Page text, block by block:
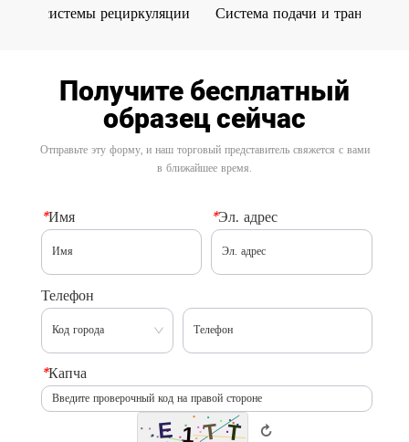
и системы рециркуляции Система подачи и
Получите бесплатный
образец сейчас
Отправьте эту форму, и наш торговый представитель свяжется с вами
в ближайшее время.
*Имя *Эл. адрес
Телефон
*Капча
↻